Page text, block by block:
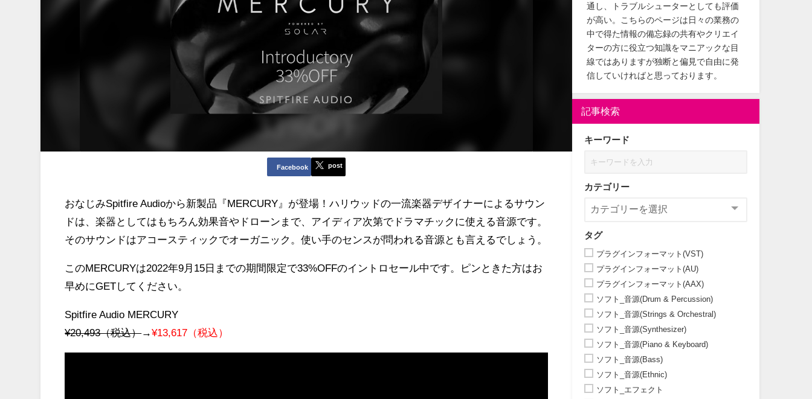
Facebook post
おなじみSpitfire Audioから新製品『MERCURY』が登場！ハリウッドの一流楽器デザイナーによるサウン
ドは、楽器としてはもちろん効果音やドローンまで、アイディア次第でドラマチックに使える音源です。
そのサウンドはアコースティックでオーガニック。使い手のセンスが問われる音源とも言えるでしょう。
このMERCURYは2022年9月15日までの期間限定で33%OFFのイントロセール中です。ピンときた方はお
早めにGETしてください。
Spitfire Audio MERCURY
¥20,493（税込）→¥13,617（税込）
通し、トラブルシューターとしても評価
が高い。こちらのページは日々の業務の
中で得た情報の備忘録の共有やクリエイ
ターの方に役立つ知識をマニアックな目
線ではありますが独断と偏見で自由に発
信していければと思っております。
記事検索
キーワード
カテゴリー
タグ
プラグインフォーマット(VST)
プラグインフォーマット(AU)
プラグインフォーマット(AAX)
ソフト_音源(Drum & Percussion)
ソフト_音源(Strings & Orchestral)
ソフト_音源(Synthesizer)
ソフト_音源(Piano & Keyboard)
ソフト_音源(Bass)
ソフト_音源(Ethnic)
ソフト_エフェクト